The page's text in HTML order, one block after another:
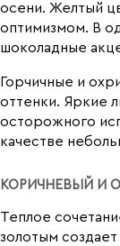
осени. Желтый
оптимизмом. В
шоколадные
Горчичные и
оттенки. Яркие
осторожного
качестве
КОРИЧНЕВЫЙ И
Теплое
золотым